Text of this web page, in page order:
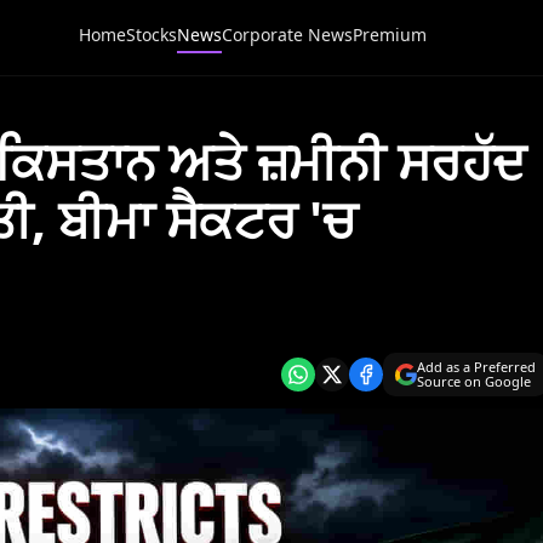
HomeStocksNewsCorporate NewsPremium
ਅਤੇ ਜ਼ਮੀਨੀ ਸਰਹੱਦ
ਬੀਮਾ ਸੈਕਟਰ 'ਚ
Add as a Preferred
Source on Google